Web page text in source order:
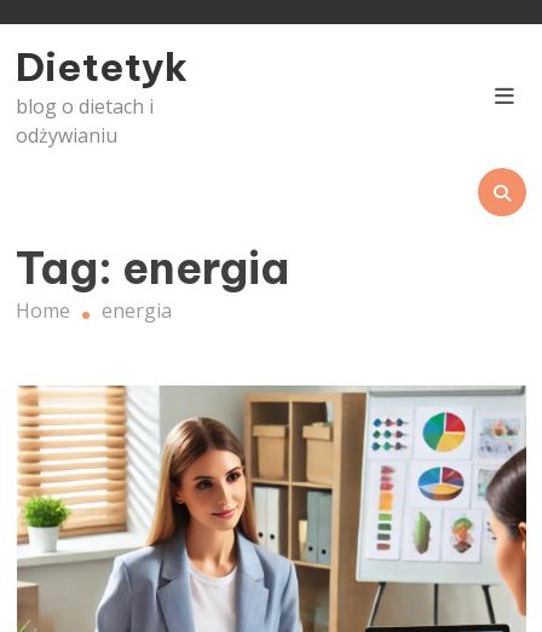
content
Dietetyk
blog o dietach i
odżywianiu
Tag: energia
Home energia